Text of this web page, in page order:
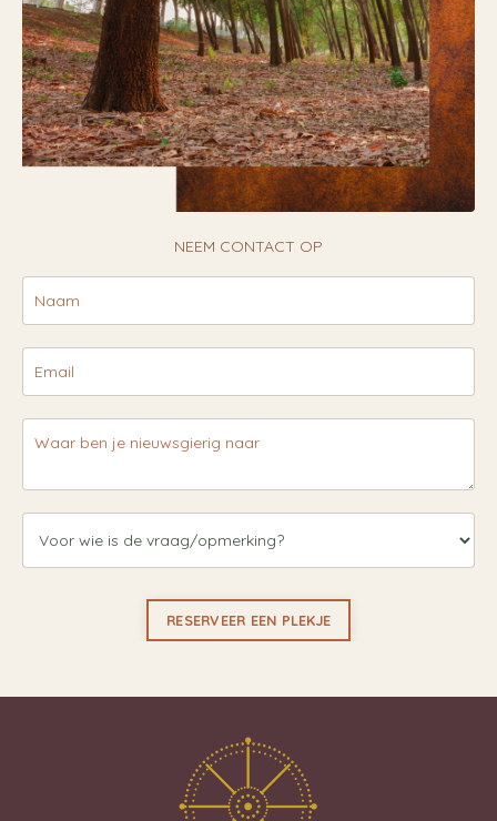
NEEM CONTACT OP
RESERVEER EEN PLEKJE